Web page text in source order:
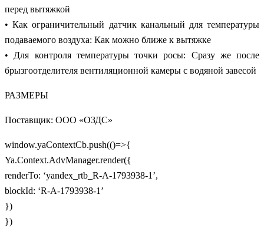
перед вытяжкой
• Как ограничительный датчик канальный для температуры
подаваемого воздуха: Как можно ближе к вытяжке
• Для контроля температуры точки росы: Сразу же после
брызгоотделителя вентиляционной камеры с водяной завесой
РАЗМЕРЫ
Поставщик: ООО «ОЗДС»
window.yaContextCb.push(()=>{
Ya.Context.AdvManager.render({
renderTo: ‘yandex_rtb_R-A-1793938-1’,
blockId: ‘R-A-1793938-1’
})
})